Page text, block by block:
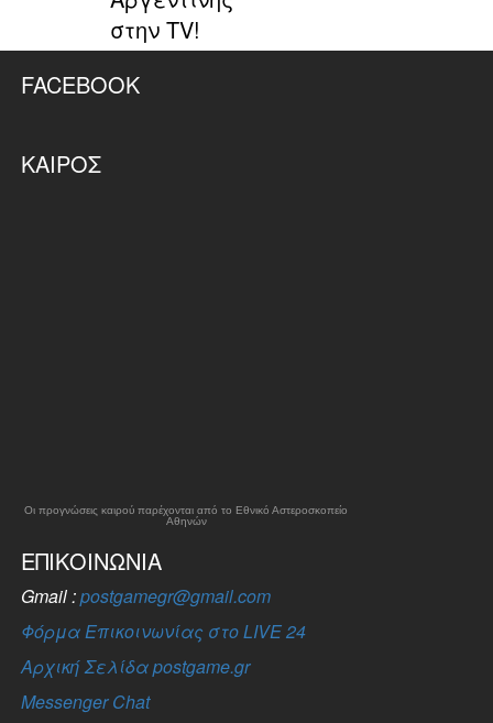
στην TV!
FACEBOOK
ΚΑΙΡΌΣ
Οι προγνώσεις καιρού παρέχονται από το Εθνικό Αστεροσκοπείο
Αθηνών
ΕΠΙΚΟΙΝΩΝΊΑ
Gmail :postgamegr@gmail.com
Φόρμα Επικοινωνίας στο LIVE 24
Αρχική Σελίδα postgame.gr
Messenger Chat